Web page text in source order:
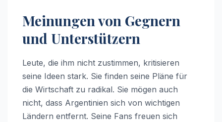
Meinungen von Gegnern
und Unterstützern
Leute, die ihm nicht zustimmen, kritisieren
seine Ideen stark. Sie finden seine Pläne für
die Wirtschaft zu radikal. Sie mögen auch
nicht, dass Argentinien sich von wichtigen
Ländern entfernt. Seine Fans freuen sich